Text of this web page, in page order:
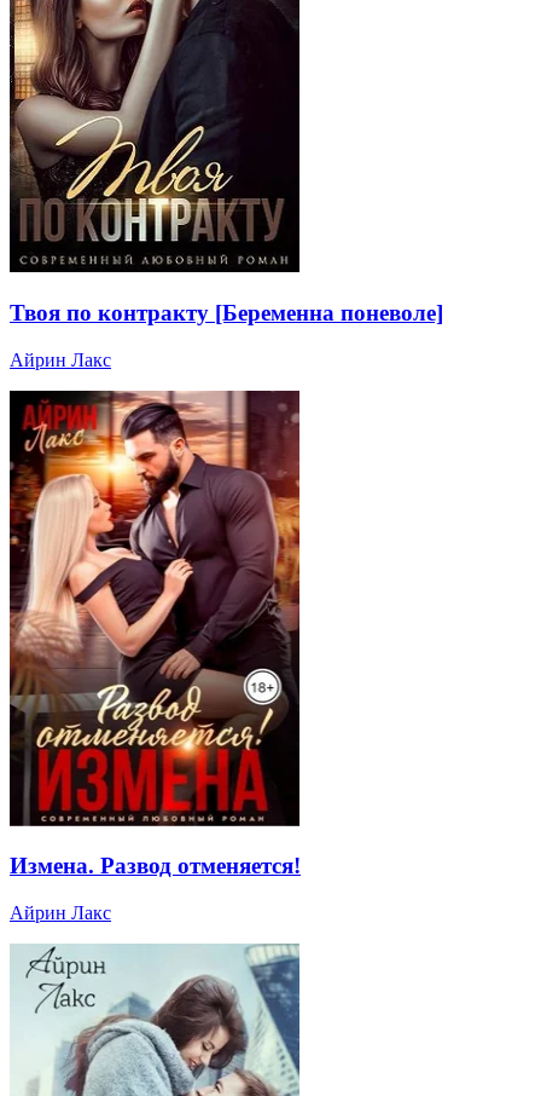
Твоя по контракту [Беременна поневоле]
Айрин Лакс
Измена. Развод отменяется!
Айрин Лакс